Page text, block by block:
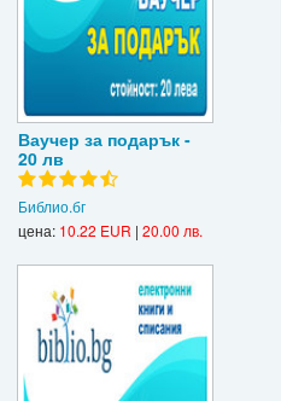
Ваучер за подарък -
20 лв
Библио.бг
цена: 10.22 EUR | 20.00 лв.